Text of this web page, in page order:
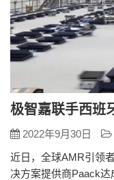
2022年9月30日
近日，全球AMR引领
决方案提供商Paack